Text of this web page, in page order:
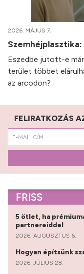
2026. MÁJUS 7.
Eszedbe jutott-e már
terület többet
az arcodon?
FELIRATKOZÁS
FRISS
5 ötlet, ha
partnereiddel
2026. AUGUSZTUS 6.
Hogyan építsünk
2026. JÚLIUS 28.